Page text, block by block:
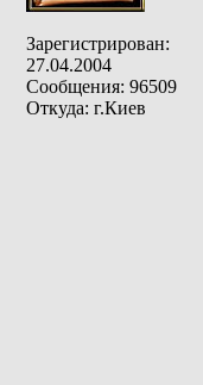
Зарегистрирован:
27.04.2004
Сообщения: 96509
Откуда: г.Киев